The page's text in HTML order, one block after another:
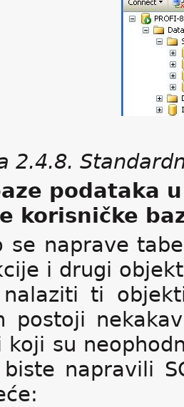
2.4.8.
podataka
korisničke
se naprave
i drugi
ti
postoji
su
napravili